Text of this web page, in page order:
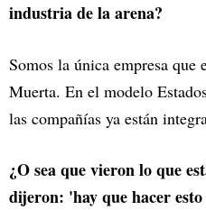
industria de la arena?
Somos la única empresa que
Muerta. En el modelo
las compañías ya están
¿O sea que vieron lo que
dijeron: 'hay que hacer